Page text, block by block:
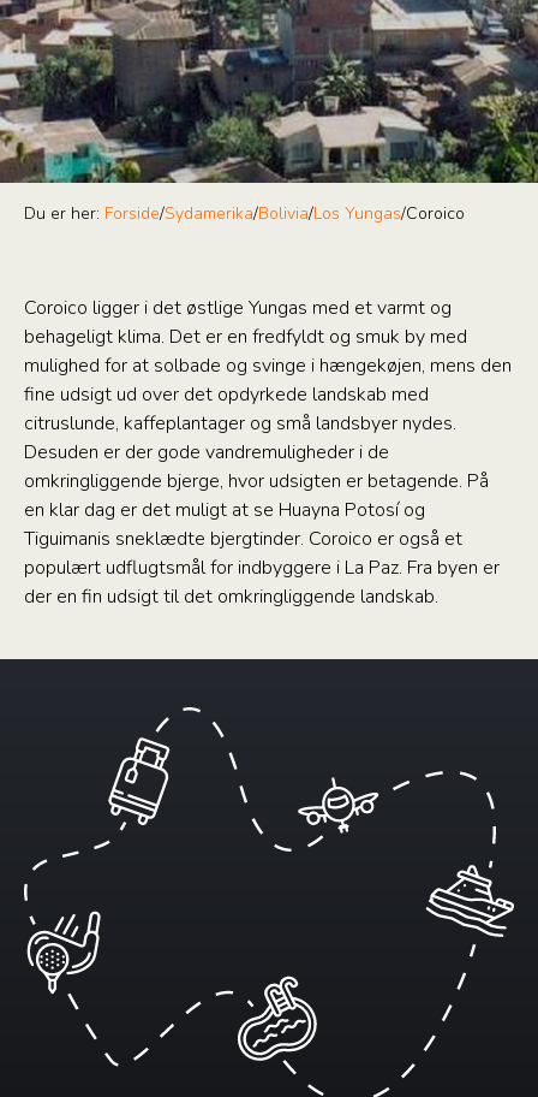
Du er her: Forside/Sydamerika/Bolivia/Los Yungas/Coroico
Coroico ligger i det østlige Yungas med et varmt og
behageligt klima. Det er en fredfyldt og smuk by med
mulighed for at solbade og svinge i hængekøjen, mens den
fine udsigt ud over det opdyrkede landskab med
citruslunde, kaffeplantager og små landsbyer nydes.
Desuden er der gode vandremuligheder i de
omkringliggende bjerge, hvor udsigten er betagende. På
en klar dag er det muligt at se Huayna Potosí og
Tiguimanis sneklædte bjergtinder. Coroico er også et
populært udflugtsmål for indbyggere i La Paz. Fra byen er
der en fin udsigt til det omkringliggende landskab.